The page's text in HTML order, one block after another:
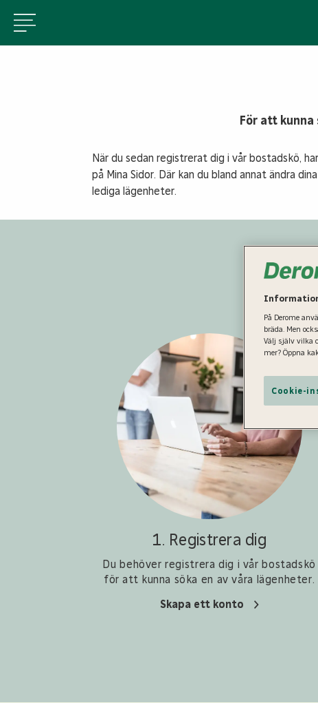
För att
När du sedan registrerat dig i vår bostadskö,
på Mina Sidor. Där kan du bland annat ändra
lediga lägenheter.
1. Registrera dig
Du behöver registrera dig i vår bostadskö
för att kunna söka en av våra lägenheter.
Skapa ett konto
På Derome
bräda. Men
Välj själv vilka
mer? Öppna
Cookie-